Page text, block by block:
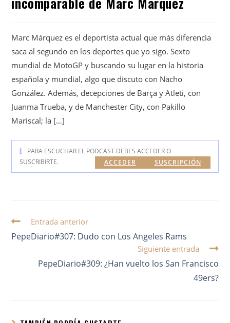
Marc Márquez es el deportista actual que más diferencia
saca al segundo en los deportes que yo sigo. Sexto
mundial de MotoGP y buscando su lugar en la historia
española y mundial, algo que discuto con Nacho
González. Además, decepciones de Barça y Atleti, con
Juanma Trueba, y de Manchester City, con Pakillo
Mariscal; la […]
PARA ESCUCHAR EL PODCAST DEBES ACCEDER O
SUSCRIBIRTE.
SUSCRIPCIÓN
ACCEDER
Entrada anterior
PepeDiario#307: Dudo con Los Angeles Rams
Siguiente entrada
PepeDiario#309: ¿Han vuelto los San Francisco
49ers?